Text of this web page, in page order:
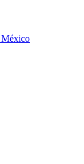
México